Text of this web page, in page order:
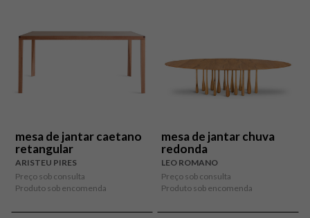
mesa de jantar caetano
retangular
ARISTEU PIRES
Preço sob consulta
Produto sob encomenda
mesa de jantar chuva
redonda
LEO ROMANO
Preço sob consulta
Produto sob encomenda